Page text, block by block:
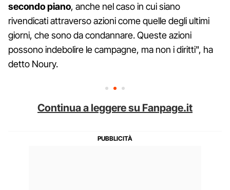
secondo piano, anche nel caso in cui siano
rivendicati attraverso azioni come quelle degli ultimi
giorni, che sono da condannare. Queste azioni
possono indebolire le campagne, ma non i diritti", ha
detto Noury.
Continua a leggere su Fanpage.it